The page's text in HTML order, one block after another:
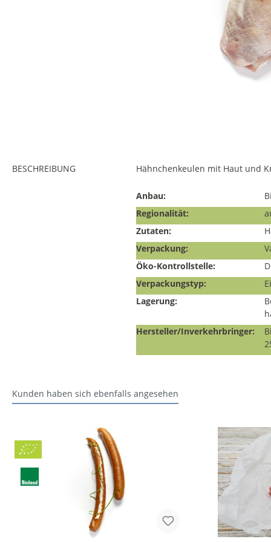
BESCHREIBUNG Hähnchenkeulen mit Haut und
Anbau:
Regionalität:
Zutaten:
Verpackung:
Öko-Kontrollstelle:
Verpackungstyp:
Lagerung:
Hersteller/Inverkehrbringer:
Kunden haben sich ebenfalls angesehen
Bio
BLa